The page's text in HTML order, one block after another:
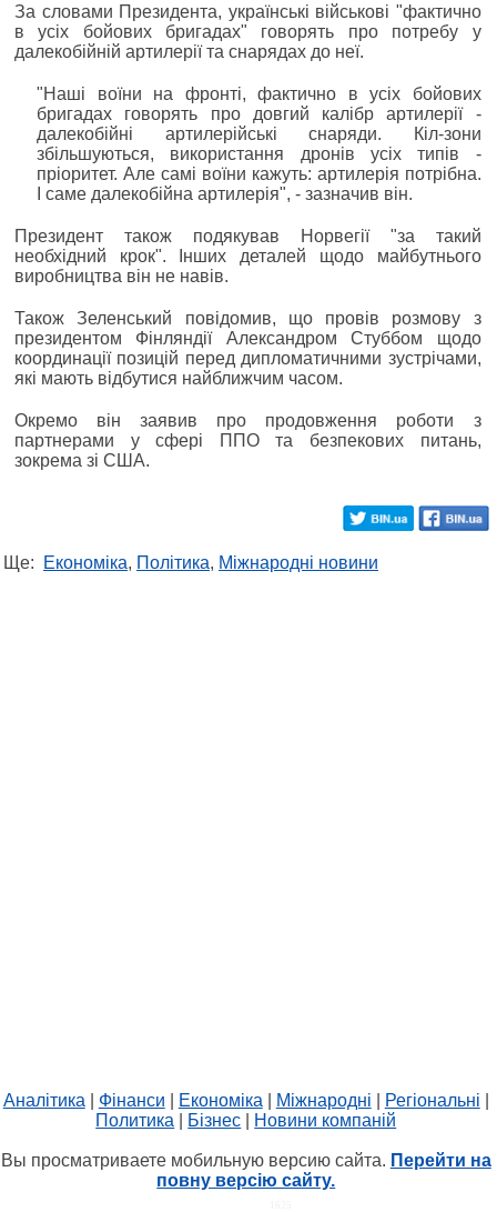
За словами Президента, українські військові "фактично
в усіх бойових бригадах" говорять про потребу у
далекобійній артилерії та снарядах до неї.
"Наші воїни на фронті, фактично в усіх бойових
бригадах говорять про довгий калібр артилерії -
далекобійні артилерійські снаряди. Кіл-зони
збільшуються, використання дронів усіх типів -
пріоритет. Але самі воїни кажуть: артилерія потрібна.
І саме далекобійна артилерія", - зазначив він.
Президент також подякував Норвегії "за такий
необхідний крок". Інших деталей щодо майбутнього
виробництва він не навів.
Також Зеленський повідомив, що провів розмову з
президентом Фінляндії Александром Стуббом щодо
координації позицій перед дипломатичними зустрічами,
які мають відбутися найближчим часом.
Окремо він заявив про продовження роботи з
партнерами у сфері ППО та безпекових питань,
зокрема зі США.
Ще: Економіка, Політика, Міжнародні новини
Аналітика Фінанси Економіка Міжнародні Регіональні
Политика
Бізнес Новини компаній
Вы просматриваете мобильную версию сайта. Перейти на
повну версію сайту.